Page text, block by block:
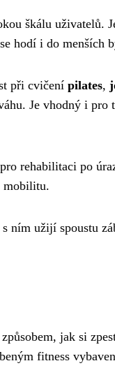
škálu uživatelů.
hodí i do menších
při cvičení pilates,
Je vhodný i pro
rehabilitaci po
mobilitu.
ním užijí spoustu
jak si
fitness